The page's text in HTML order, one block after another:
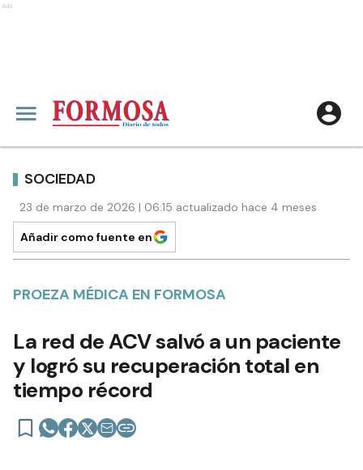
Ads
SOCIEDAD
23 de marzo de 2026 | 06:15 actualizado hace 4 meses
Añadir como fuente en
PROEZA MÉDICA EN FORMOSA
La red de ACV salvó a un paciente
y logró su recuperación total en
tiempo récord